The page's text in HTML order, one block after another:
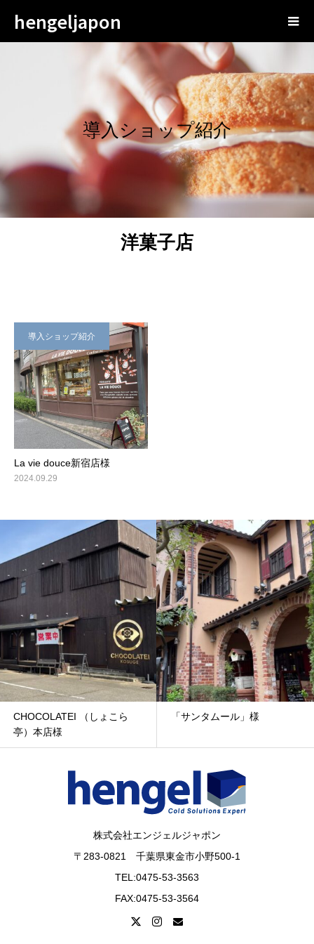
hengeljapon
導入ショップ紹介
洋菓子店
導入ショップ紹介
La vie douce新宿店様
2024.09.29
CHOCOLATEI （しょこら
亭）本店様
「サンタムール」様
株式会社エンジェルジャポン
〒283-0821 千葉県東金市小野500-1
TEL:0475-53-3563
FAX:0475-53-3564